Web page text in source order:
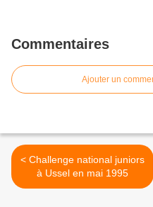
Commentaires
Ajouter un
< Challenge national juniors
à Ussel en mai 1995